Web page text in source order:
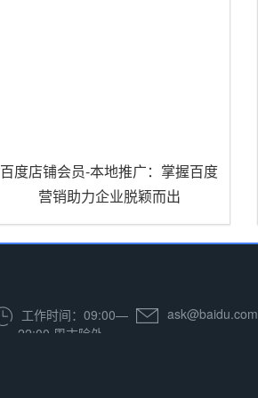
百度店铺会员-本地推广：掌握百度
营销助力企业脱颖而出
工作时间：09:00—
22:00 周末除外
ask@baidu.com